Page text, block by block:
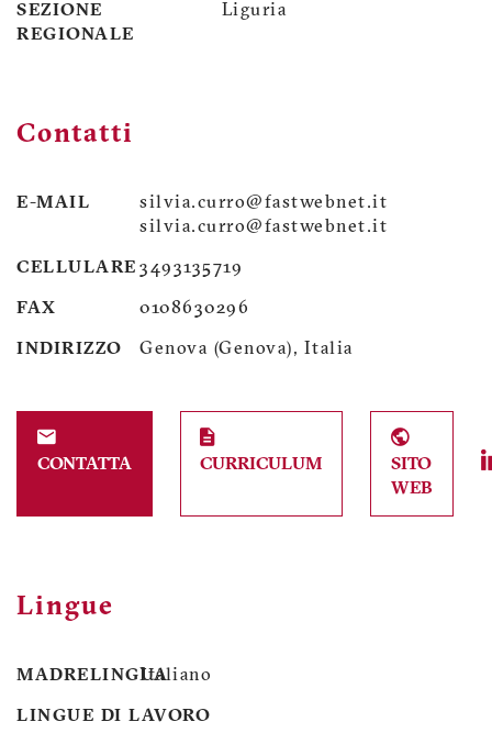
SEZIONE
REGIONALE
Liguria
Contatti
E-MAIL
silvia.curro@fastwebnet.it
silvia.curro@fastwebnet.it
CELLULARE 3493135719
FAX 0108630296
INDIRIZZO Genova (Genova), Italia
CONTATTA CURRICULUM
SITO
WEB
Lingue
MADRELINGUAItaliano
LINGUE DI LAVORO